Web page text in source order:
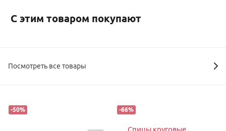
С этим товаром покупают
Посмотреть все товары
-50% -66%
Спицы круговые